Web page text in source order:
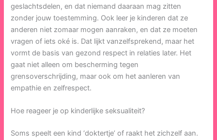
geslachtsdelen, en dat niemand daaraan mag zitten
zonder jouw toestemming. Ook leer je kinderen dat ze
anderen niet zomaar mogen aanraken, en dat ze moeten
vragen of iets oké is. Dat lijkt vanzelfsprekend, maar het
vormt de basis van gezond respect in relaties later. Het
gaat niet alleen om bescherming tegen
grensoverschrijding, maar ook om het aanleren van
empathie en zelfrespect.
Hoe reageer je op kinderlijke seksualiteit?
Soms speelt een kind ‘doktertje’ of raakt het zichzelf aan.